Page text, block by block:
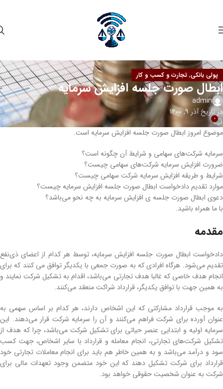
پولی بانکی, تجارت و کسب و کار
ابطال صورت جلسه افزایش سرمایه
admin
در تاریخ آذر 9, 1400
0
موضوع امروز ابطال صورت جلسه افزایش سرمایه است.
سرمایه شرکت‌های سهامی و شرایط آن چگونه است؟
ضرورت افزایش سرمایه شرکت‌های سهامی چیست؟
شرایط و طریقه افزایش سرمایه شرکت سهامی چیست؟
موارد تقدیم دادخواست ابطال صورت جلسه افزایش سرمایه چیست؟
دعوی ابطال صورت جلسه ی افزایش سرمایه به چه نحو می‌باشد؟
با ما همراه باشید.
مقدمه
دادخواست ابطال صورت جلسه افزایش سرمایه، توسط هر کدام از اعضای ذی‌نفع
تقدیم می‌شود. هرگاه افرادی که به صورت جمعی با یکدیگر توافق می کنند که برای
انجام هدف خاصی که غالبا هدف تجارتی می‌باشد، اقدام به تشکیل شرکت نمایند و
به همین جهت با توافق یکدیگر، قرارداد شراکت منعقد می‌کنند.
به موجب قرارداد مشارکتی که این اشخاص دارند، هر کدام بر اساس سهمی به
عنوان آورده برای شرکت فراهم می‌کنند و آن را سرمایه شرکت قرار می‌دهند. این
سرمایه اولیه و ابتدایی عنصر حیاتی برای تشکیل شرکت می‌باشد، چرا که هدف از
تشکیل شرکت‌های تجارتی، انجام معامله و قرارداد با سایر اشخاص، جهت کسب
سود و درآمد می‌باشد و به همین خاطر هم باید برای انجام معاملات تجارتی خود
قرارداد برای شرکت تشکیل دهند که این خود متضمن وجود تعهدات مالی برای
شرکت به عنوان شخصیت حقوقی خواهد بود.